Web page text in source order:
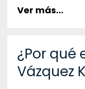
Ver más...
¿Por qué
Vázquez